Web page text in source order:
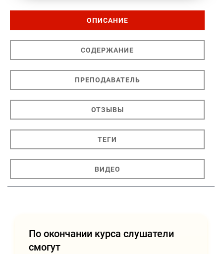
ОПИСАНИЕ
СОДЕРЖАНИЕ
ПРЕПОДАВАТЕЛЬ
ОТЗЫВЫ
ТЕГИ
ВИДЕО
По окончании курса слушатели
смогут